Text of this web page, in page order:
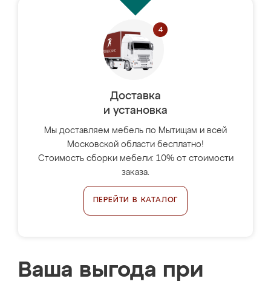
Доставка
и установка
Мы доставляем мебель по Мытищам и всей
Московской области бесплатно!
Стоимость сборки мебели: 10% от стоимости
заказа.
ПЕРЕЙТИ В КАТАЛОГ
Ваша выгода при